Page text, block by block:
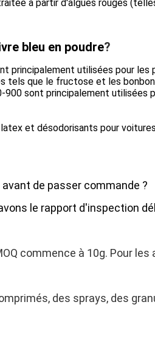
à partir d'algues rouges
bleu en poudre?
principalement utilisées pour
tels que le fructose et les
900 sont principalement
et désodorisants pour
de passer commande ?
le rapport d'inspection
commence à 10g. Pour
des sprays, des